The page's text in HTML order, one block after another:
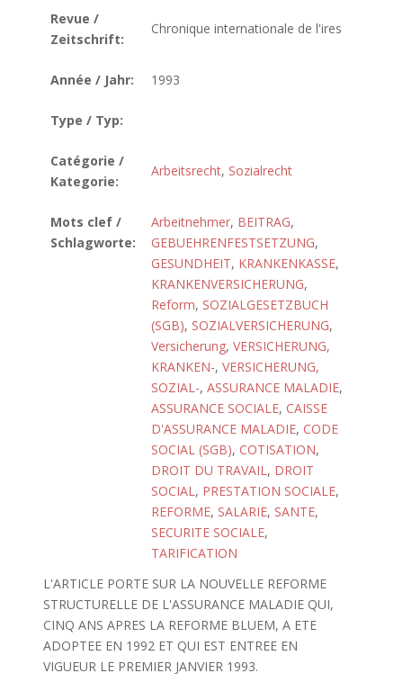
Revue /
Zeitschrift:
Chronique internationale de l'ires
Année / Jahr: 1993
Type / Typ:
Catégorie /
Kategorie:
Arbeitsrecht, Sozialrecht
Mots clef /
Schlagworte:
Arbeitnehmer, BEITRAG,
GEBUEHRENFESTSETZUNG,
GESUNDHEIT, KRANKENKASSE,
KRANKENVERSICHERUNG,
Reform, SOZIALGESETZBUCH
(SGB), SOZIALVERSICHERUNG,
Versicherung, VERSICHERUNG,
KRANKEN-, VERSICHERUNG,
SOZIAL-, ASSURANCE MALADIE,
ASSURANCE SOCIALE, CAISSE
D'ASSURANCE MALADIE, CODE
SOCIAL (SGB), COTISATION,
DROIT DU TRAVAIL, DROIT
SOCIAL, PRESTATION SOCIALE,
REFORME, SALARIE, SANTE,
SECURITE SOCIALE,
TARIFICATION
L'ARTICLE PORTE SUR LA NOUVELLE REFORME
STRUCTURELLE DE L'ASSURANCE MALADIE QUI,
CINQ ANS APRES LA REFORME BLUEM, A ETE
ADOPTEE EN 1992 ET QUI EST ENTREE EN
VIGUEUR LE PREMIER JANVIER 1993.